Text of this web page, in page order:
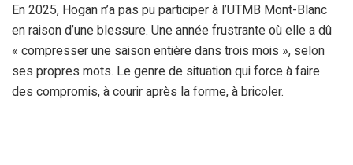
En 2025, Hogan n’a pas pu participer à l’UTMB Mont-Blanc
en raison d’une blessure. Une année frustrante où elle a dû
« compresser une saison entière dans trois mois », selon
ses propres mots. Le genre de situation qui force à faire
des compromis, à courir après la forme, à bricoler.